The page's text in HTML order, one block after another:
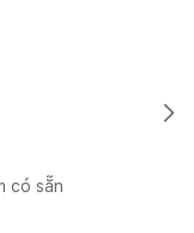
có sẵn